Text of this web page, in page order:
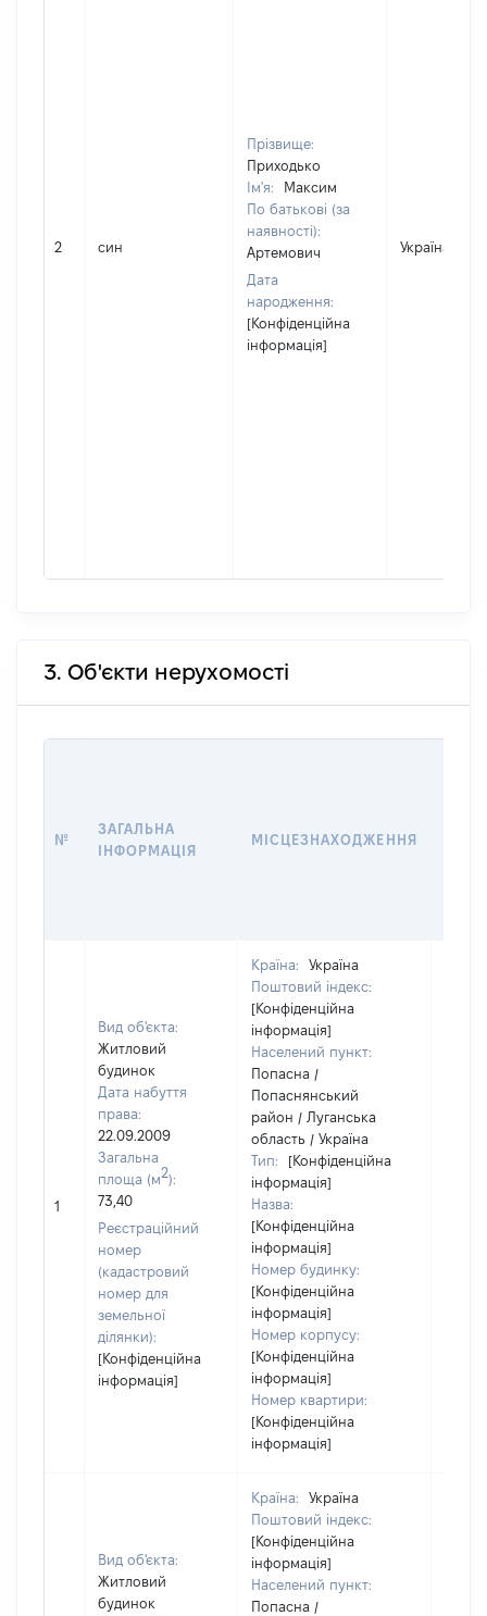
2 син
Прізвище:
Приходько
Ім'я:
Максим
По батькові (за
наявності):
Артемович
Дата
народження:
[Конфіденційна
інформація]
Україна
3. Об'єкти нерухомості
№
ЗАГАЛЬНА
ІНФОРМАЦІЯ
МІСЦЕЗНАХОДЖЕННЯ
1
Вид об'єкта:
Житловий
будинок
Дата набуття
права:
22.09.2009
Загальна
площа (м2):
73,40
Реєстраційний
номер
(кадастровий
номер для
земельної
ділянки):
[Конфіденційна
інформація]
Країна:
Україна
Поштовий індекс:
[Конфіденційна
інформація]
Населений пункт:
Попасна /
Попаснянський
район / Луганська
область / Україна
Тип:
[Конфіденційна
інформація]
Назва:
[Конфіденційна
інформація]
Номер будинку:
[Конфіденційна
інформація]
Номер корпусу:
[Конфіденційна
інформація]
Номер квартири:
[Конфіденційна
інформація]
Вид об'єкта:
Житловий
будинок
Країна:
Україна
Поштовий індекс:
[Конфіденційна
інформація]
Населений пункт:
Попасна /